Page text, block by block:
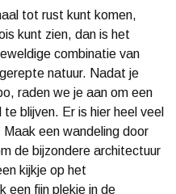
tot rust kunt komen,
kunt zien, dan is het
combinatie van
natuur. Nadat je
raden we je aan om een
blijven. Er is hier heel veel
een wandeling door
de bijzondere architectuur
kijkje op het
een fijn plekje in de